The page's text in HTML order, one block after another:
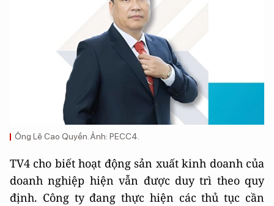
Ông Lê Cao Quyền. Ảnh: PECC4.
TV4 cho biết hoạt động sản xuất kinh doanh của
doanh nghiệp hiện vẫn được duy trì theo quy
định. Công ty đang thực hiện các thủ tục cần